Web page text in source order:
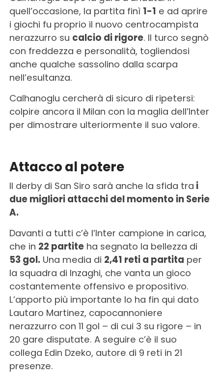
quell’occasione, la partita finì 1-1 e ad aprire
i giochi fu proprio il nuovo centrocampista
nerazzurro su calcio di rigore. Il turco segnò
con freddezza e personalità, togliendosi
anche qualche sassolino dalla scarpa
nell’esultanza.
Calhanoglu cercherà di sicuro di ripetersi:
colpire ancora il Milan con la maglia dell’Inter
per dimostrare ulteriormente il suo valore.
Attacco al potere
Il derby di San Siro sarà anche la sfida tra i
due migliori attacchi del momento in Serie
A.
Davanti a tutti c’è l’Inter campione in carica,
che in 22 partiteha segnato la bellezza di
53 gol. Una media di 2,41 reti a partita per
la squadra di Inzaghi, che vanta un gioco
costantemente offensivo e propositivo.
L’apporto più importante lo ha fin qui dato
Lautaro Martinez, capocannoniere
nerazzurro con 11 gol – di cui 3 su rigore – in
20 gare disputate. A seguire c’è il suo
collega Edin Dzeko, autore di 9 reti in 21
presenze.